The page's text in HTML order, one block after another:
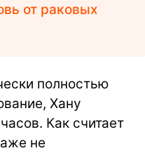
от раковых
полностью
Хану
Как считает
не